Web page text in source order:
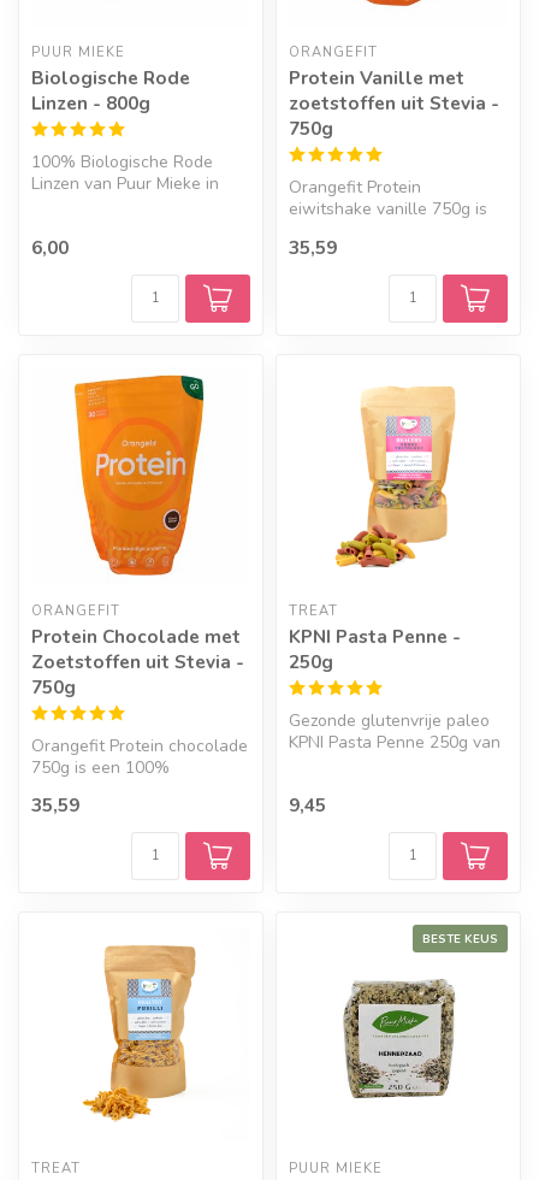
PUUR MIEKE
Biologische Rode
Linzen - 800g
100% Biologische Rode
Linzen van Puur Mieke in
6,00
ORANGEFIT
Protein Vanille met
zoetstoffen uit Stevia -
750g
Orangefit Protein
eiwitshake vanille 750g is
eiwitpoeder, ...
35,59
ORANGEFIT
Protein Chocolade met
Zoetstoffen uit Stevia -
750g
Orangefit Protein chocolade
750g is een 100%
gemaakt v...
35,59
TREAT
KPNI Pasta Penne -
250g
Gezonde glutenvrije paleo
KPNI Pasta Penne 250g van
9,45
TREAT
BESTE KEUS
PUUR MIEKE